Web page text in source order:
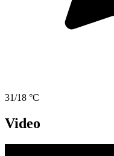
31/18 °C
Video